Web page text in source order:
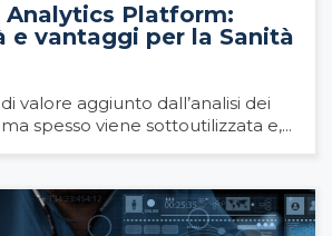
Analytics Platform:
e vantaggi per la Sanità
valore aggiunto dall’analisi dei
spesso viene sottoutilizzata e,...